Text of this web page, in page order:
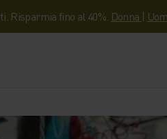
Risparmia fino al 40%. Donna |